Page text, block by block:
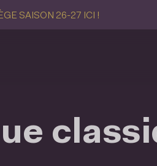
SAISON 26-27 ICI !